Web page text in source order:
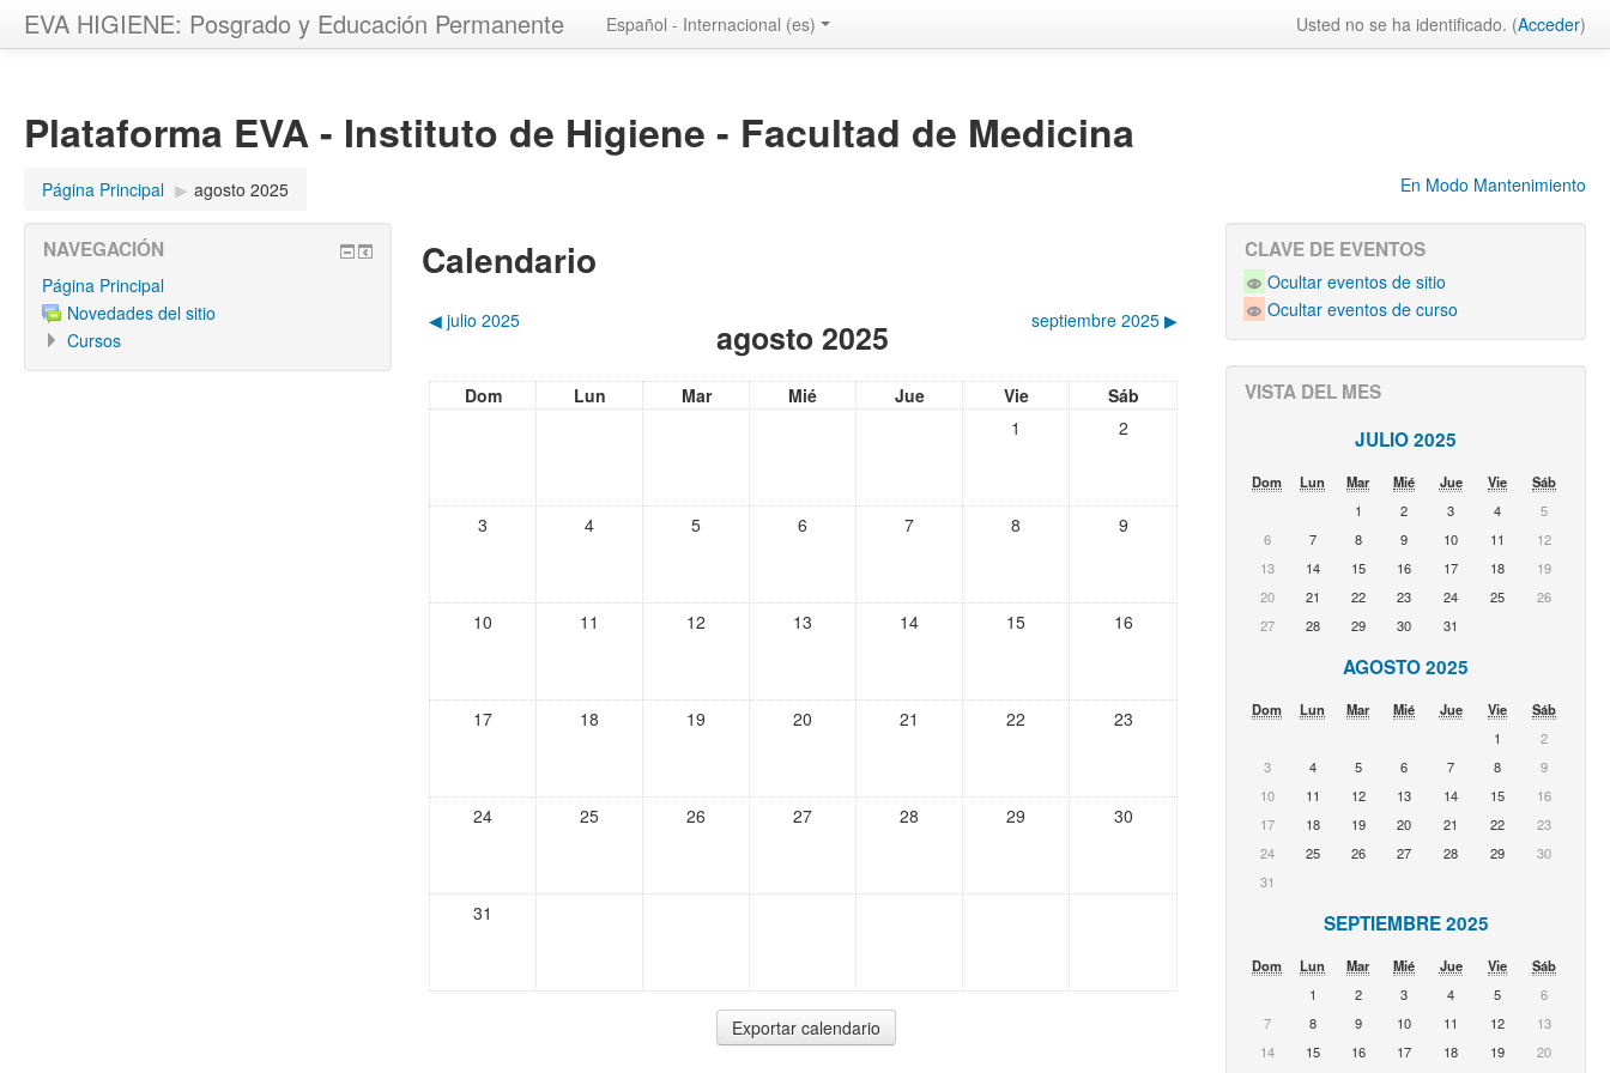
EVA HIGIENE: Posgrado y Educación Permanente Usted no se ha identificado. (Acceder)
Español - Internacional ‎(es)‎
Plataforma EVA - Instituto de Higiene - Facultad de Medicina
Página Principal ▶︎ agosto 2025 En Modo Mantenimiento
Calendario
◀︎ julio 2025 agosto 2025 septiembre 2025 ▶︎
Dom Lun Mar Mié Jue Vie
Sáb
1
2
3 4 5 6 7 8 9
10 11 12 13 14 15 16
17 18 19 20 21 22 23
24 25 26 27 28 29 30
31
NAVEGACIÓN
Página Principal
Novedades del sitio
Cursos
CLAVE DE EVENTOS
Ocultar eventos de sitio
Ocultar eventos de curso
VISTA DEL MES
JULIO 2025
Dom Lun Mar Mié Jue Vie
Sáb
1
2 3 4
5
6
7 8 9 10 11
12
13
14 15 16 17 18
19
20
21 22 23 24 25
26
27
28 29 30 31
AGOSTO 2025
Dom Lun Mar Mié Jue Vie
Sáb
1
2
3
4 5 6 7 8
9
10
11 12 13 14 15
16
17
18 19 20 21 22
23
24
25 26 27 28 29
30
31
SEPTIEMBRE 2025
Dom Lun Mar Mié Jue Vie
Sáb
1
2 3 4 5
6
7
8 9 10 11 12
13
14
15 16 17 18 19
20